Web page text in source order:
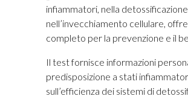
infiammatori, nella
nell’invecchiamento cellulare,
completo per la prevenzione e il
Il test fornisce informazioni
predisposizione a stati
sull’efficienza dei sistemi di